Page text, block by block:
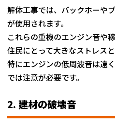
解体工事では、バックホーや
が使用されます。
これらの重機のエンジン音や
住民にとって大きなストレス
特にエンジンの低周波音は遠
では注意が必要です。
2. 建材の破壊音